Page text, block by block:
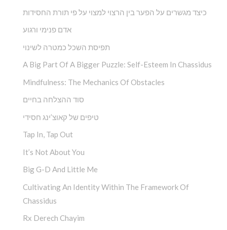
כיצד מגשרים על הפער בין הרצוי למצוי על פי תורת החסידות
אדם פנימי ורגוע
תפיסת השכל כמטרה לשינוי
A Big Part Of A Bigger Puzzle: Self-Esteem In Chassidus
Mindfulness: The Mechanics Of Obstacles
סוד ההצלחה בחיים
טיפים של קאוצ’ינג חסידי
Tap In, Tap Out
It’s Not About You
Big G-D And Little Me
Cultivating An Identity Within The Framework Of
Chassidus
Rx Derech Chayim